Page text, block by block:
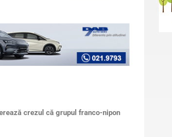
crezul că grupul franco-nipon